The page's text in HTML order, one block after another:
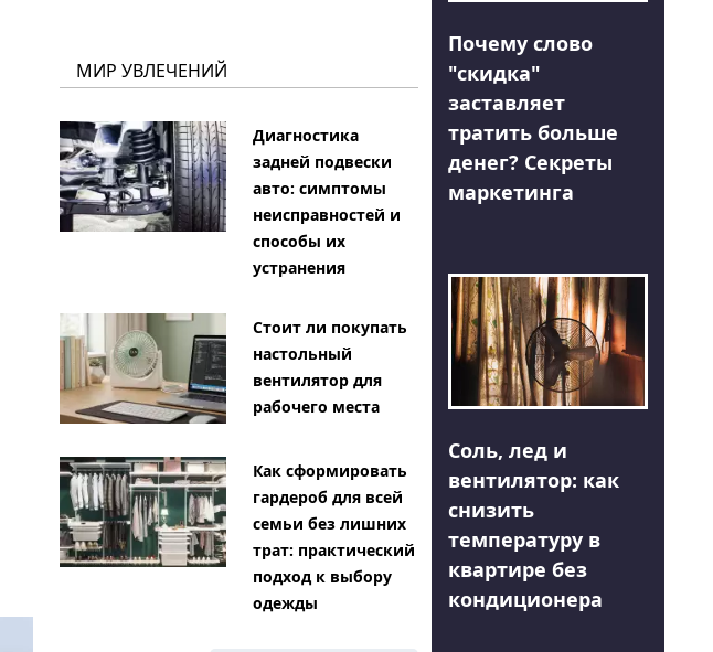
МИР УВЛЕЧЕНИЙ
Диагностика
задней подвески
авто: симптомы
неисправностей и
способы их
устранения
Стоит ли покупать
настольный
вентилятор для
рабочего места
Как сформировать
гардероб для всей
семьи без лишних
трат: практический
подход к выбору
одежды
Почему слово
"скидка"
заставляет
тратить больше
денег? Секреты
маркетинга
Соль, лед и
вентилятор: как
снизить
температуру в
квартире без
кондиционера